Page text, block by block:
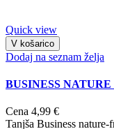
Quick view
V košarico
Dodaj na seznam želja
BUSINESS
Cena 4,99 €
Tanjša Business